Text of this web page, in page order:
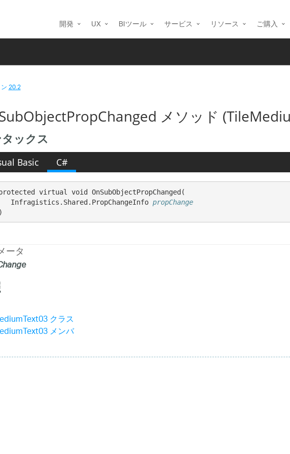
開発 UX BIツール サービス リソース ご購入
20.2
メソッド
ックス
Basic C#
virtual void OnSubObjectPropChanged(
Infragistics.Shared.PropChangeInfo propChange
)
ータ
クラス
メンバ